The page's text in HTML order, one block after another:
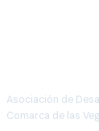
Asociación de
Comarca de las